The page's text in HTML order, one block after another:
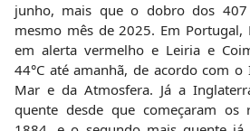
junho, mais que o dobro dos
mesmo mês de 2025. Em Portugal,
em alerta vermelho e Leiria e
44°C até amanhã, de acordo com
Mar e da Atmosfera. Já a
quente desde que começaram os